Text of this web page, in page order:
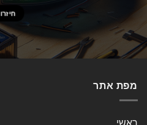
מפת אתר
ראשי